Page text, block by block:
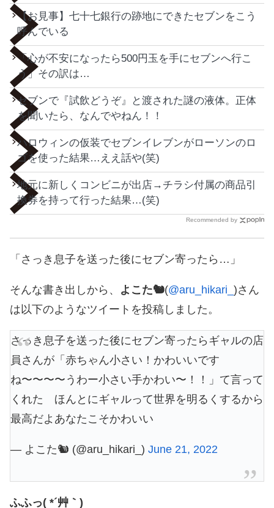
【お見事】七十七銀行の跡地にできたセブンをこう
呼んでいる
「心が不安になったら500円玉を手にセブンへ行こ
う」その訳は…
セブンで『試飲どうぞ』と渡された謎の液体。正体
を聞いたら、なんでやねん！！
ハロウィンの仮装でセブンイレブンがローソンのロ
ゴを使った結果…ええ話や(笑)
地元に新しくコンビニが出店→チラシ付属の商品引
換券を持って行った結果…(笑)
Recommended by
「さっき息子を送った後にセブン寄ったら…」
そんな書き出しから、 よこた🐿(@aru_hikari_ )さん
は以下のようなツイートを投稿しました。
さっき息子を送った後にセブン寄ったらギャルの店
員さんが「赤ちゃん小さい！かわいいです
ね〜〜〜〜うわー小さい手かわい〜！！」て言って
くれた ほんとにギャルって世界を明るくするから
最高だよあなたこそかわいい
— よこた🐿 (@aru_hikari_) June 21, 2022
ふふっ( *´艸｀)